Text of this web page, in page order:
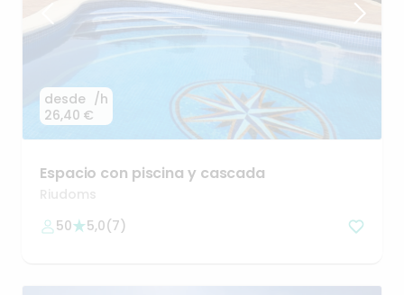
desde
26,40 €
/h
Espacio con piscina y cascada
Riudoms
50
5,0(7)